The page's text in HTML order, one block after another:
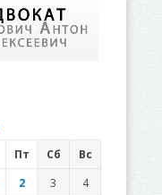
Пт Сб
Вс
2 3
4